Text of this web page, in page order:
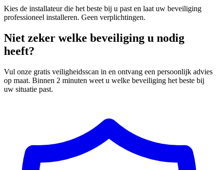
Kies de installateur die het beste bij u past en laat uw beveiliging
professioneel installeren. Geen verplichtingen.
Niet zeker welke beveiliging u nodig
heeft?
Vul onze gratis veiligheidsscan in en ontvang een persoonlijk advies
op maat. Binnen 2 minuten weet u welke beveiliging het beste bij
uw situatie past.